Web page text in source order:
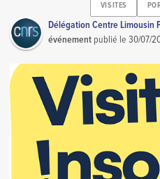
VISITES
Délégation Centre Limousin
événement publié le30/07/